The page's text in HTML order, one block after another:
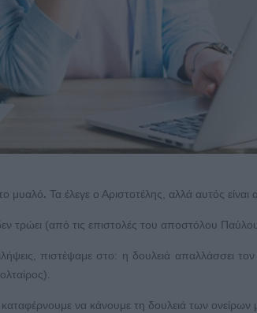
μυαλό. Τα έλεγε ο Αριστοτέλης, αλλά αυτός είναι
τρώει (από τις επιστολές του αποστόλου
πιστέψαμε στο: η δουλειά απαλλάσσει
καταφέρνουμε να κάνουμε τη δουλειά των ονείρων